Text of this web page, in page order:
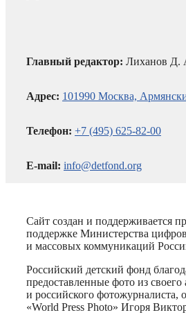
Главный редактор: Лиханов Д.
Адрес: 101990 Москва,
Телефон: +7 (495) 625-82-00
E-mail: info@detfond.org
Сайт создан и поддерживается
поддержке Министерства
и массовых коммуникаций
Российский детский фонд
предоставленные фото из своего
и российского фотожурналиста,
«World Press Photo» Игоря